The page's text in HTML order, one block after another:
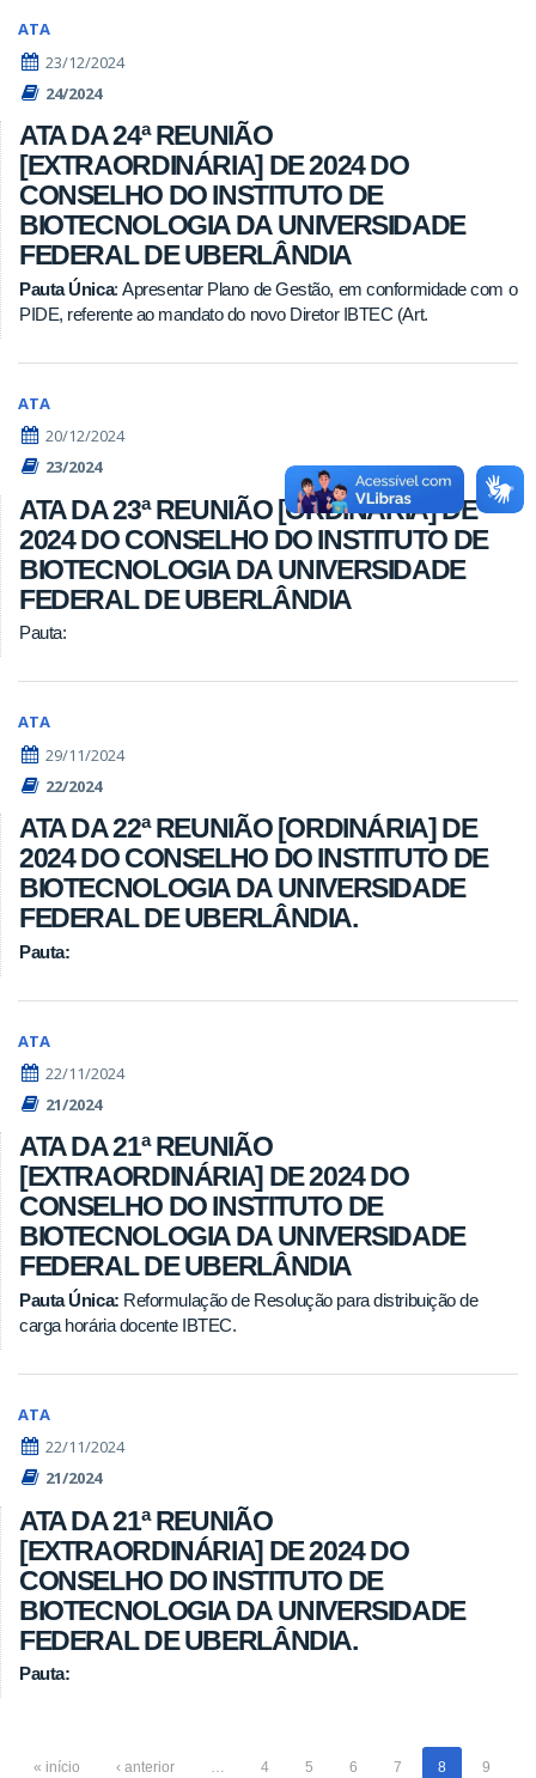
ATA
23/12/2024
24/2024
ATA DA 24ª REUNIÃO
[EXTRAORDINÁRIA] DE 2024 DO
CONSELHO DO INSTITUTO DE
BIOTECNOLOGIA DA UNIVERSIDADE
FEDERAL DE UBERLÂNDIA
Pauta Única: Apresentar Plano de Gestão, em conformidade com o
PIDE, referente ao mandato do novo Diretor IBTEC (Art.
ATA
20/12/2024
23/2024
ATA DA 23ª REUNIÃO [ORDINÁRIA] DE
2024 DO CONSELHO DO INSTITUTO DE
BIOTECNOLOGIA DA UNIVERSIDADE
FEDERAL DE UBERLÂNDIA
Pauta:
ATA
29/11/2024
22/2024
ATA DA 22ª REUNIÃO [ORDINÁRIA] DE
2024 DO CONSELHO DO INSTITUTO DE
BIOTECNOLOGIA DA UNIVERSIDADE
FEDERAL DE UBERLÂNDIA.
Pauta:
ATA
22/11/2024
21/2024
ATA DA 21ª REUNIÃO
[EXTRAORDINÁRIA] DE 2024 DO
CONSELHO DO INSTITUTO DE
BIOTECNOLOGIA DA UNIVERSIDADE
FEDERAL DE UBERLÂNDIA
Pauta Única: Reformulação de Resolução para distribuição de
carga horária docente IBTEC.
ATA
22/11/2024
21/2024
ATA DA 21ª REUNIÃO
[EXTRAORDINÁRIA] DE 2024 DO
CONSELHO DO INSTITUTO DE
BIOTECNOLOGIA DA UNIVERSIDADE
FEDERAL DE UBERLÂNDIA.
Pauta:
« início ‹ anterior … 4 5 6 7 8 9